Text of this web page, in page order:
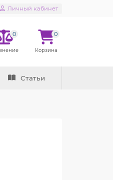
Личный кабинет
0 0
Статьи